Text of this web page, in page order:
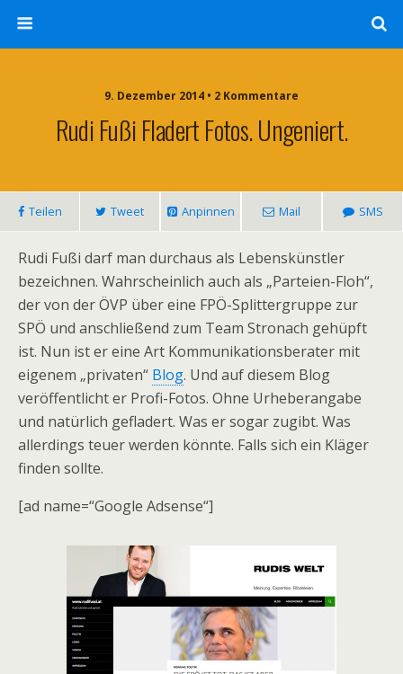
9. Dezember 2014 • 2 Kommentare
Rudi Fußi Fladert Fotos. Ungeniert.
Teilen Tweet Anpinnen Mail SMS
Rudi Fußi darf man durchaus als Lebenskünstler
bezeichnen. Wahrscheinlich auch als „Parteien-Floh“,
der von der ÖVP über eine FPÖ-Splittergruppe zur
SPÖ und anschließend zum Team Stronach gehüpft
ist. Nun ist er eine Art Kommunikationsberater mit
eigenem „privaten“ Blog. Und auf diesem Blog
veröffentlicht er Profi-Fotos. Ohne Urheberangabe
und natürlich gefladert. Was er sogar zugibt. Was
allerdings teuer werden könnte. Falls sich ein Kläger
finden sollte.
[ad name=“Google Adsense“]